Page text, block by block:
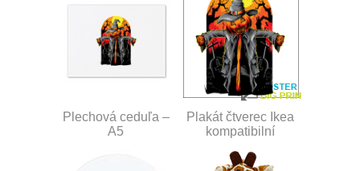
Plechová ceduľa –
A5
Plakát čtverec Ikea
kompatibilní